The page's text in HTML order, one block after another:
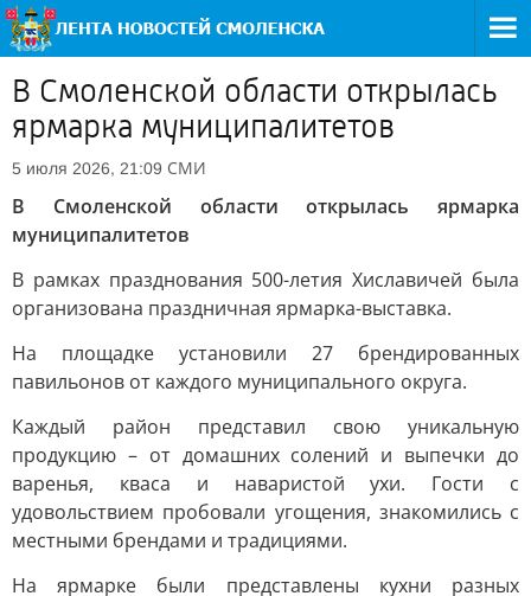
В Смоленской области открылась
ярмарка муниципалитетов
5 июля 2026, 21:09 СМИ
В Смоленской области открылась ярмарка
муниципалитетов
В рамках празднования 500-летия Хиславичей была
организована праздничная ярмарка-выставка.
На площадке установили 27 брендированных
павильонов от каждого муниципального округа.
Каждый район представил свою уникальную
продукцию – от домашних солений и выпечки до
варенья, кваса и наваристой ухи. Гости с
удовольствием пробовали угощения, знакомились с
местными брендами и традициями.
На ярмарке были представлены кухни разных